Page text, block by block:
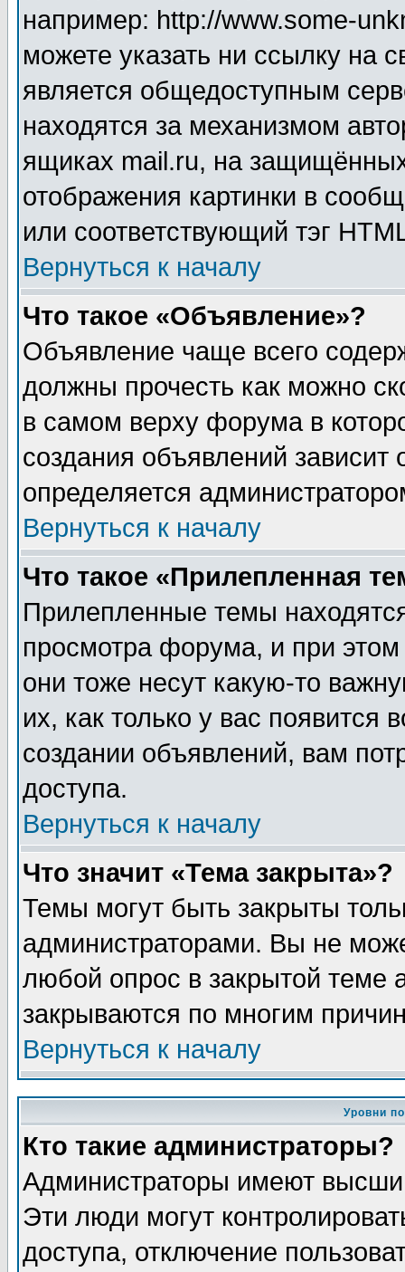
например: http://www.some-
можете указать ни ссылку на
является общедоступным
находятся за механизмом
ящиках mail.ru, на
отображения картинки в
или соответствующий тэг
Вернуться к началу
Что такое «Объявление»?
Объявление чаще всего
должны прочесть как можно
в самом верху форума в
создания объявлений зависит
определяется
Вернуться к началу
Что такое «Прилепленная
Прилепленные темы
просмотра форума, и при
они тоже несут какую-то
их, как только у вас появится
создании объявлений, вам
доступа.
Вернуться к началу
Что значит «Тема закрыта»?
Темы могут быть закрыты
администраторами. Вы не
любой опрос в закрытой теме
закрываются по многим
Вернуться к началу
Уровни
Кто такие администраторы?
Администраторы имеют
Эти люди могут
доступа, отключение